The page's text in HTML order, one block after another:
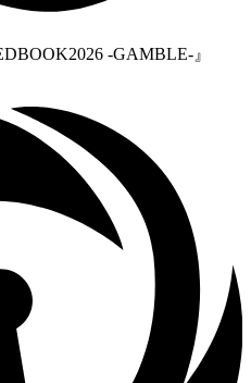
-GAMBLE-』